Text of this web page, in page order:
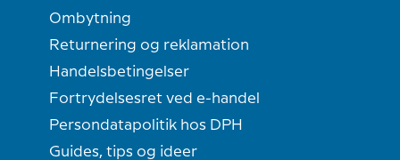
Ombytning
Returnering og reklamation
Handelsbetingelser
Fortrydelsesret ved e-handel
Persondatapolitik hos DPH
Guides, tips og ideer